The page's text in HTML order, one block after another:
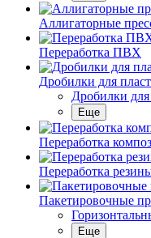
Аллигаторные
Переработка ПВХ
Дробилки для
Дробилки для
Еще
Переработка
Переработка
Пакетировочные
Еще